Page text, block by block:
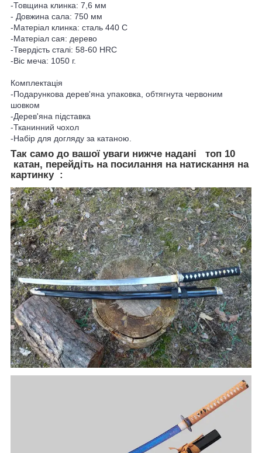
-Товщина клинка: 7,6 мм
- Довжина сала: 750 мм
-Матеріал клинка: сталь 440 С
-Матеріал сая: дерево
-Твердість сталі: 58-60 HRC
-Віс меча: 1050 г.
Комплектація
-Подарункова дерев'яна упаковка, обтягнута червоним
шовком
-Дерев'яна підставка
-Тканинний чохол
-Набір для догляду за катаною.
Так само до вашої уваги нижче надані топ 10
катан, перейдіть на посилання на натискання на
картинку :